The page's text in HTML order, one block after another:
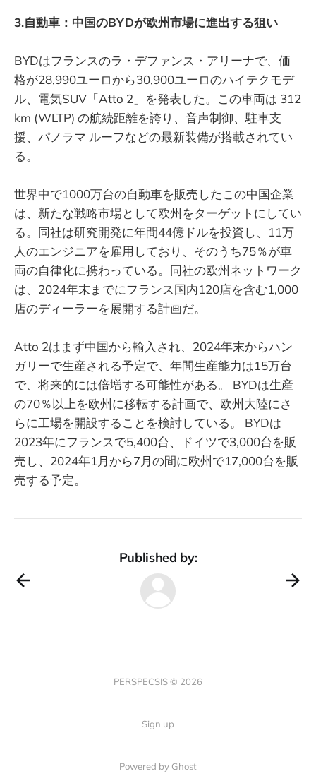
3.自動車：中国のBYDが欧州市場に進出する狙い
BYDはフランスのラ・デファンス・アリーナで、価
格が28,990ユーロから30,900ユーロのハイテクモデ
ル、電気SUV「Atto 2」を発表した。この車両は 312
km (WLTP) の航続距離を誇り、音声制御、駐車支
援、パノラマ ルーフなどの最新装備が搭載されてい
る。
世界中で1000万台の自動車を販売したこの中国企業
は、新たな戦略市場として欧州をターゲットにしてい
る。同社は研究開発に年間44億ドルを投資し、11万
人のエンジニアを雇用しており、そのうち75％が車
両の自律化に携わっている。同社の欧州ネットワーク
は、2024年末までにフランス国内120店を含む1,000
店のディーラーを展開する計画だ。
Atto 2はまず中国から輸入され、2024年末からハン
ガリーで生産される予定で、年間生産能力は15万台
で、将来的には倍増する可能性がある。 BYDは生産
の70％以上を欧州に移転する計画で、欧州大陸にさ
らに工場を開設することを検討している。 BYDは
2023年にフランスで5,400台、ドイツで3,000台を販
売し、2024年1月から7月の間に欧州で17,000台を販
売する予定。
Published by:
PERSPECSIS © 2026
Sign up
Powered by Ghost